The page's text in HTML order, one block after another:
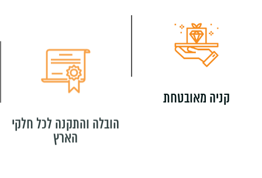
קניה מאובטחת
הובלה והתקנה לכל חלקי